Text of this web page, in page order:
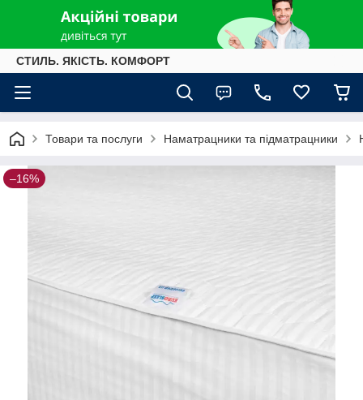
СТИЛЬ. ЯКІСТЬ. КОМФОРТ
Товари та послуги Наматрацники та підматрацники
–16%